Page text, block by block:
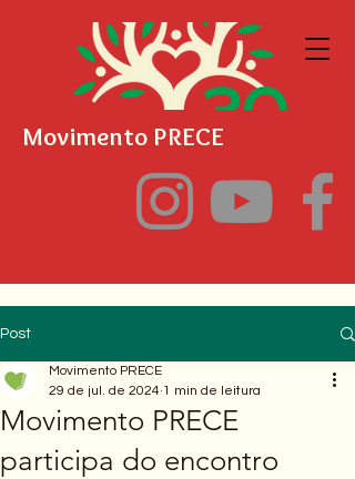
Movimento PRECE
Post
Movimento PRECE
participa do encontro
Movimento PRECE
29 de jul. de 2024 1 min de leitura